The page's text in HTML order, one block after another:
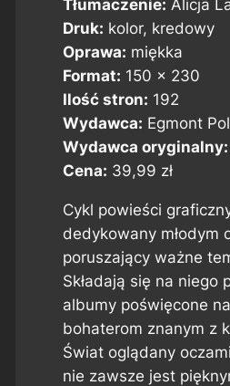
Tłumaczenie: Alicja
Druk: kolor, kredowy
Oprawa: miękka
Format: 150 x 230
Ilość stron: 192
Wydawca: Egmont
Wydawca oryginalny:
Cena: 39,99 zł
Cykl powieści
dedykowany młodym
poruszający ważne
Składają się na niego
albumy poświęcone
bohaterom znanym z
Świat oglądany
nie zawsze jest